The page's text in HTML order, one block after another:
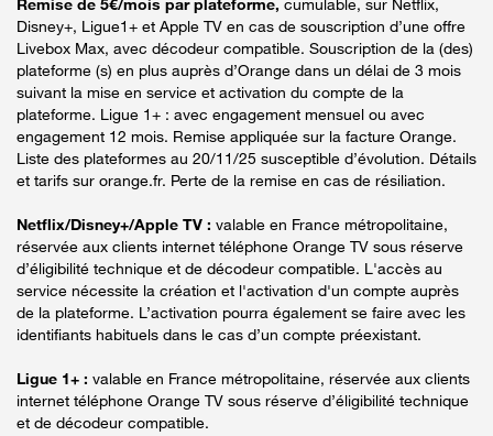
Disney+, Ligue1+ et Apple TV en cas de souscription d’une offre
Livebox Max, avec décodeur compatible. Souscription de la (des)
plateforme (s) en plus auprès d’Orange dans un délai de 3 mois
suivant la mise en service et activation du compte de la
plateforme. Ligue 1+ : avec engagement mensuel ou avec
engagement 12 mois. Remise appliquée sur la facture Orange.
Liste des plateformes au 20/11/25 susceptible d’évolution. Détails
et tarifs sur orange.fr. Perte de la remise en cas de résiliation.
Netflix/Disney+/Apple TV : valable en France métropolitaine,
réservée aux clients internet téléphone Orange TV sous réserve
d’éligibilité technique et de décodeur compatible. L'accès au
service nécessite la création et l'activation d'un compte auprès
de la plateforme. L’activation pourra également se faire avec les
identifiants habituels dans le cas d’un compte préexistant.
Ligue 1+ : valable en France métropolitaine, réservée aux clients
internet téléphone Orange TV sous réserve d’éligibilité technique
et de décodeur compatible.